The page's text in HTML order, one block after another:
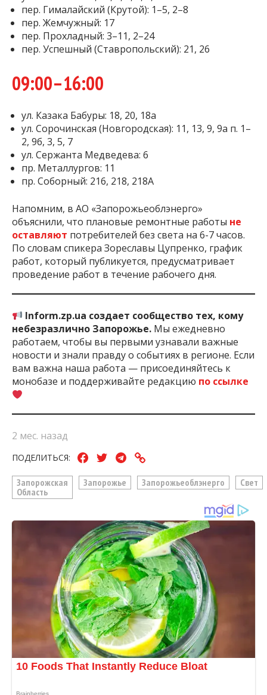
пер. Гималайский (Крутой): 1–5, 2–8
пер. Жемчужный: 17
пер. Прохладный: 3–11, 2–24
пер. Успешный (Ставропольский): 21, 26
09:00–16:00
ул. Казака Бабуры: 18, 20, 18а
ул. Сорочинская (Новгородская): 11, 13, 9, 9а п. 1–
2, 9б, 3, 5, 7
ул. Сержанта Медведева: 6
пр. Металлургов: 11
пр. Соборный: 216, 218, 218А
Напомним, в АО «Запорожьеоблэнерго»
объяснили, что плановые ремонтные работы не
оставляют потребителей без света на 6-7 часов.
По словам спикера Зореславы Цупренко, график
работ, который публикуется, предусматривает
проведение работ в течение рабочего дня.
Inform.zp.ua создает сообщество тех, кому
небезразлично Запорожье. Мы ежедневно
работаем, чтобы вы первыми узнавали важные
новости и знали правду о событиях в регионе. Если
вам важна наша работа — присоединяйтесь к
монобазе и поддерживайте редакцию по ссылке
2 мес. назад
ПОДЕЛИТЬСЯ:
Запорожская
Область
Запорожье Запорожьеоблэнерго Свет